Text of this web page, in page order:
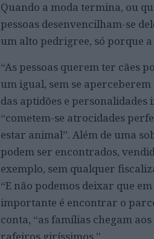
Quando a moda termina, ou
pessoas desenvencilham-se
um alto pedrigree, só porque
“As pessoas querem ter cães
um igual, sem se
das aptidões e
“cometem-se atrocidades
estar animal”. Além de uma
podem ser encontrados,
exemplo, sem qualquer
“E não podemos deixar que
importante é encontrar o
conta, “as famílias chegam